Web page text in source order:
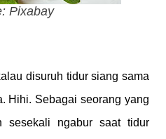
Pixabay
disuruh tidur siang sama
Hihi. Sebagai seorang yang
sesekali ngabur saat tidur